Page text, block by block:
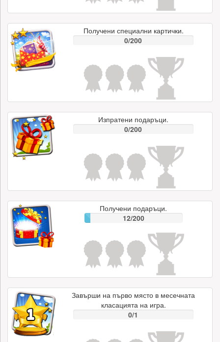
Получени специални картички.
0/200
Изпратени подаръци.
0/200
Получени подаръци.
12/200
Завърши на първо място в месечната
класацията на игра.
0/1